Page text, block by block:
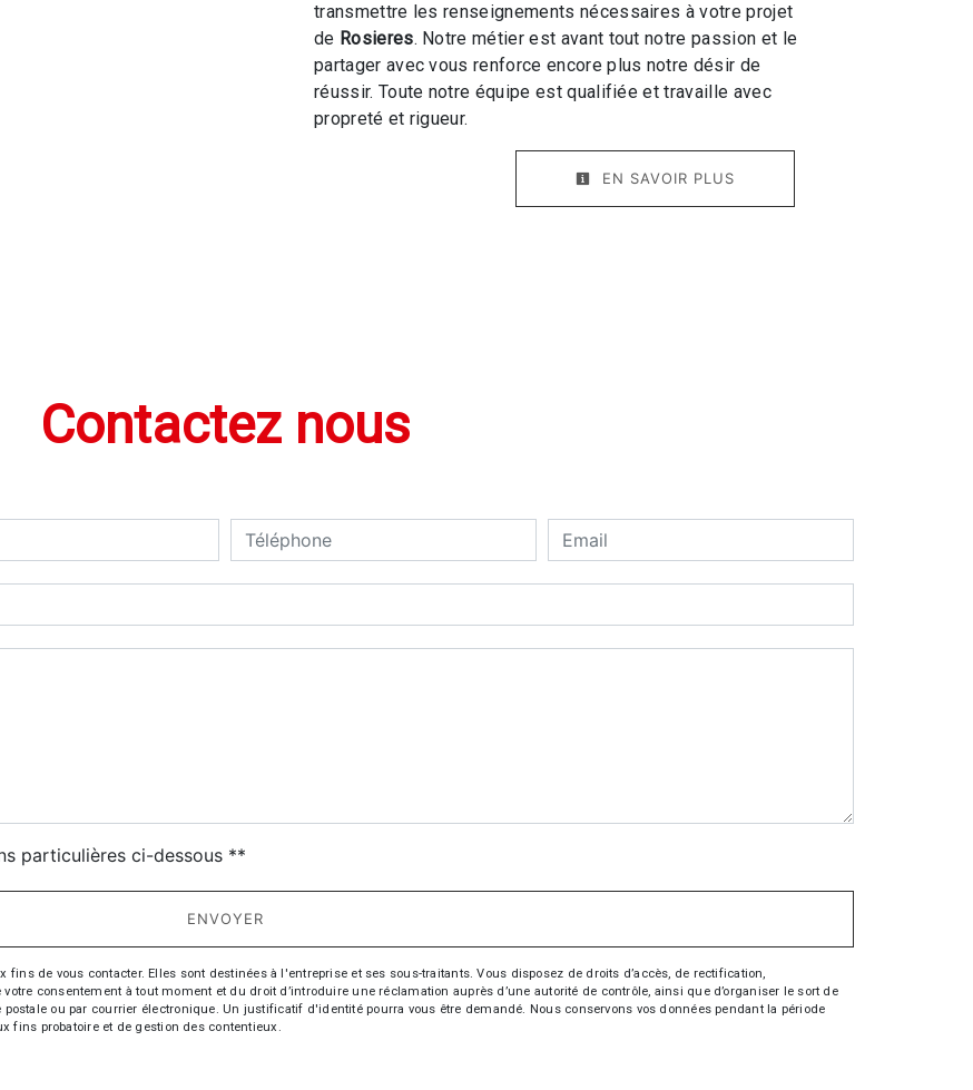
des cookies
transmettre les renseignements nécessaires à votre projet
de Rosieres. Notre métier est avant tout notre passion et le
partager avec vous renforce encore plus notre désir de
réussir. Toute notre équipe est qualifiée et travaille avec
propreté et rigueur.
EN SAVOIR PLUS
Contactez nous
particulières ci-dessous **
ENVOYER
de vous contacter. Elles sont destinées à l'entreprise et ses sous-traitants. Vous disposez de droits d’accès, de rectification,
votre consentement à tout moment et du droit d’introduire une réclamation auprès d’une autorité de contrôle, ainsi que d’organiser le sort de
postale ou par courrier électronique. Un justificatif d'identité pourra vous être demandé. Nous conservons vos données pendant la période
fins probatoire et de gestion des contentieux.